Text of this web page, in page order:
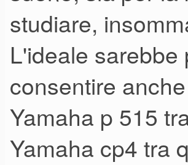
studiare,
L'ideale
consentire
Yamaha p 515
Yamaha cp4 tra